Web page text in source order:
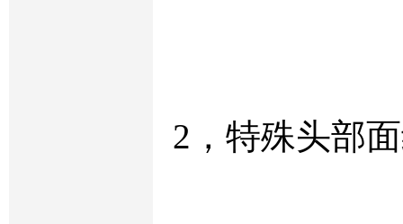
2，特殊头部